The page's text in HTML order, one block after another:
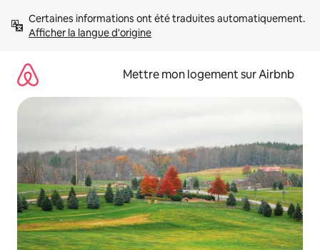
directement
Afficher la langue d'origine
Mettre mon logement sur Airbnb